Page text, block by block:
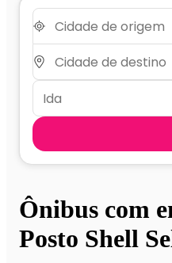
Ônibus com
Posto Shell